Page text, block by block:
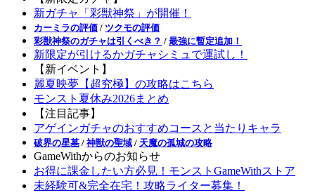
新ガチャ「彩獣神祭」が開催！
カーミラの評価 / ツクモの評価
彩獣神祭のガチャは引くべき？ / 最強に暫定追加！
新限定が引けるかガチャシミュで運試し！
【新イベント】
麗夏映夢【超究極】の攻略はこちら
モンスト夏休み2026まとめ
【注目記事】
アゲインガチャのおすすめコースと当たりキャラ
破界の星墓 / 神獣の聖域 / 天魔の孤城の攻略
GameWithからのお知らせ
お得に課金したい方必見！モンストGameWithストア
未経験可&完全在宅！攻略ライター募集！